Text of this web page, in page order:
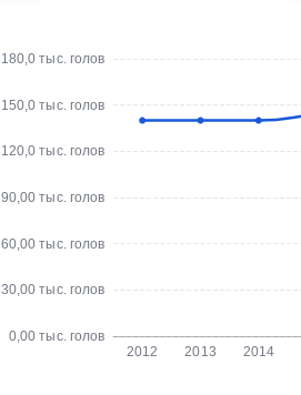
0,00 тыс. голов
30,00 тыс. голов
60,00 тыс. голов
90,00 тыс. голов
120,0 тыс. голов
150,0 тыс. голов
180,0 тыс. голов
2012 2013 2014